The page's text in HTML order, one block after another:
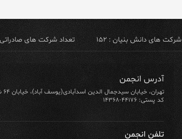
شرکت های دانش بنیان : ۱۵۲ تعداد شرکت های صادراتی :
آدرس انجمن
تهران، خیابان سیدجمال الدین اسدآبادی(یوسف آباد)، خیابان ۶۴ شرقی، پلاک ۱۰/۱، طبقه ۴، واحد ۱۲
کد پستی: ۴۴۱۷۶-۱۴۳۶۸
تلفن انجمن